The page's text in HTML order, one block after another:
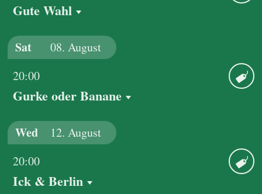
Gute Wahl
Sat 08. August
20:00
Gurke oder Banane
Wed 12. August
20:00
Ick & Berlin